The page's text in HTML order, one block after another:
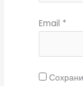
Email *